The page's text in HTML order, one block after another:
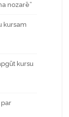
nozarē”
kursam
kursu